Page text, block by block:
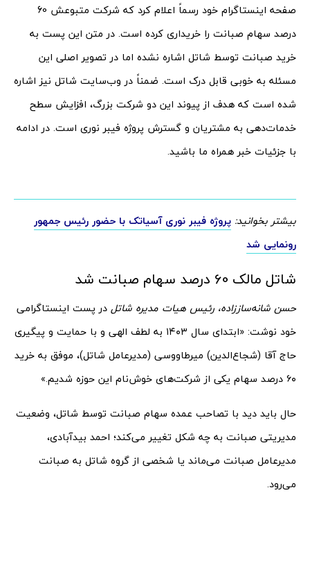
صفحه اینستاگرام خود رسماً اعلام کرد که شرکت متبوعش 60
درصد سهام صبانت را خریداری کرده است. در متن این پست به
خرید صبانت توسط شاتل اشاره نشده اما در تصویر اصلی این
مسئله به خوبی قابل درک است. ضمناً در وب‌سایت شاتل نیز اشاره
شده است که هدف از پیوند این دو شرکت بزرگ، افزایش سطح
خدمات‌دهی به مشتریان و گسترش پروژه فیبر نوری است. در ادامه
با جزئیات خبر همراه ما باشید.
بیشتر بخوانید: پروژه فیبر نوری آسیاتک با حضور رئیس جمهور
رونمایی شد
شاتل مالک 60 درصد سهام صبانت شد
حسن شانه‌ساززاده، رئیس هیات مدیره شاتل در پست اینستاگرامی
خود نوشت: «ابتدای سال ۱۴۰۳ به لطف الهی و با حمایت و پیگیری
حاج آقا (شجاع‌الدین) میرطاووسی (مدیرعامل شاتل)، موفق به خرید
۶۰ درصد سهام یکی از شرکت‌های خوش‌نام این حوزه شدیم.»
‏حال باید دید با تصاحب عمده سهام صبانت توسط شاتل، وضعیت
مدیریتی صبانت به چه شکل تغییر می‌کند؛ احمد بیدآبادی،
مدیرعامل صبانت می‌ماند یا شخصی از گروه شاتل به صبانت
می‌رود.